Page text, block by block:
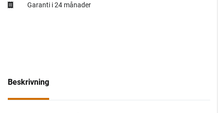
Garanti i 24 månader
Beskrivning